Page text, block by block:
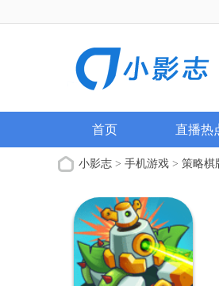
首页 直播热
小影志 > 手机游戏 > 策略棋